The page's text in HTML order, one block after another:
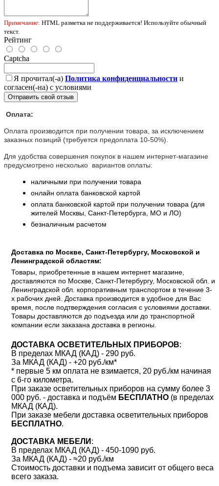
Примечание: HTML разметка не поддерживается! Используйте обычный
текст.
Рейтинг
Captcha
Я прочитал(-а) Политика конфиденциальности и
согласен(-на) с условиями
Отправить свой отзыв
Оплата:
Оплата производится при получении товара, за исключением
заказных позиций (требуется предоплата 10-50%).
Для удобства совершения покупок в нашем интернет-магазине
предусмотрено несколько вариантов оплаты:
наличными при получении товара
онлайн оплата банковской картой
оплата банковской картой при получении товара (для
жителей Москвы, Санкт-Петербурга, МО и ЛО)
безналичным расчетом
Доставка по Москве, Санкт-Петербургу, Московской и
Ленинградской областям:
Товары, приобретенные в нашем интернет магазине,
доставляются по Москве, Санкт-Петербургу, Московской обл. и
Ленинградской обл. корпоративным транспортом в течение 3-
х рабочих дней. Доставка производится в удобное для Вас
время, после подтверждения согласия с условиями доставки.
Товары доставляются до подъезда или до транспортной
компании если заказана доставка в регионы.
ДОСТАВКА ОСВЕТИТЕЛЬНЫХ ПРИБОРОВ:
В пределах МКАД (КАД) - 290 руб.
За МКАД (КАД) - +20 руб./км*
* первые 5 км оплата не взимается, 20 руб./км начиная
с 6-го километра.
При заказе осветительных приборов на сумму более 3
000 руб. - доставка и подъём БЕСПЛАТНО (в пределах
МКАД (КАД).
При заказе мебели доставка осветительных приборов
БЕСПЛАТНО.
ДОСТАВКА МЕБЕЛИ :
В пределах МКАД (КАД) - 450-1090 руб.
За МКАД (КАД) - ≈20 руб./км
Стоимость доставки и подъема зависит от общего веса
всего заказа.